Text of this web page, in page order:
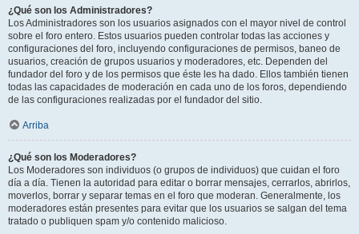
¿Qué son los Administradores?
Los Administradores son los usuarios asignados con el mayor nivel de control
sobre el foro entero. Estos usuarios pueden controlar todas las acciones y
configuraciones del foro, incluyendo configuraciones de permisos, baneo de
usuarios, creación de grupos usuarios y moderadores, etc. Dependen del
fundador del foro y de los permisos que éste les ha dado. Ellos también tienen
todas las capacidades de moderación en cada uno de los foros, dependiendo
de las configuraciones realizadas por el fundador del sitio.
Arriba
¿Qué son los Moderadores?
Los Moderadores son individuos (o grupos de individuos) que cuidan el foro
día a día. Tienen la autoridad para editar o borrar mensajes, cerrarlos, abrirlos,
moverlos, borrar y separar temas en el foro que moderan. Generalmente, los
moderadores están presentes para evitar que los usuarios se salgan del tema
tratado o publiquen spam y/o contenido malicioso.